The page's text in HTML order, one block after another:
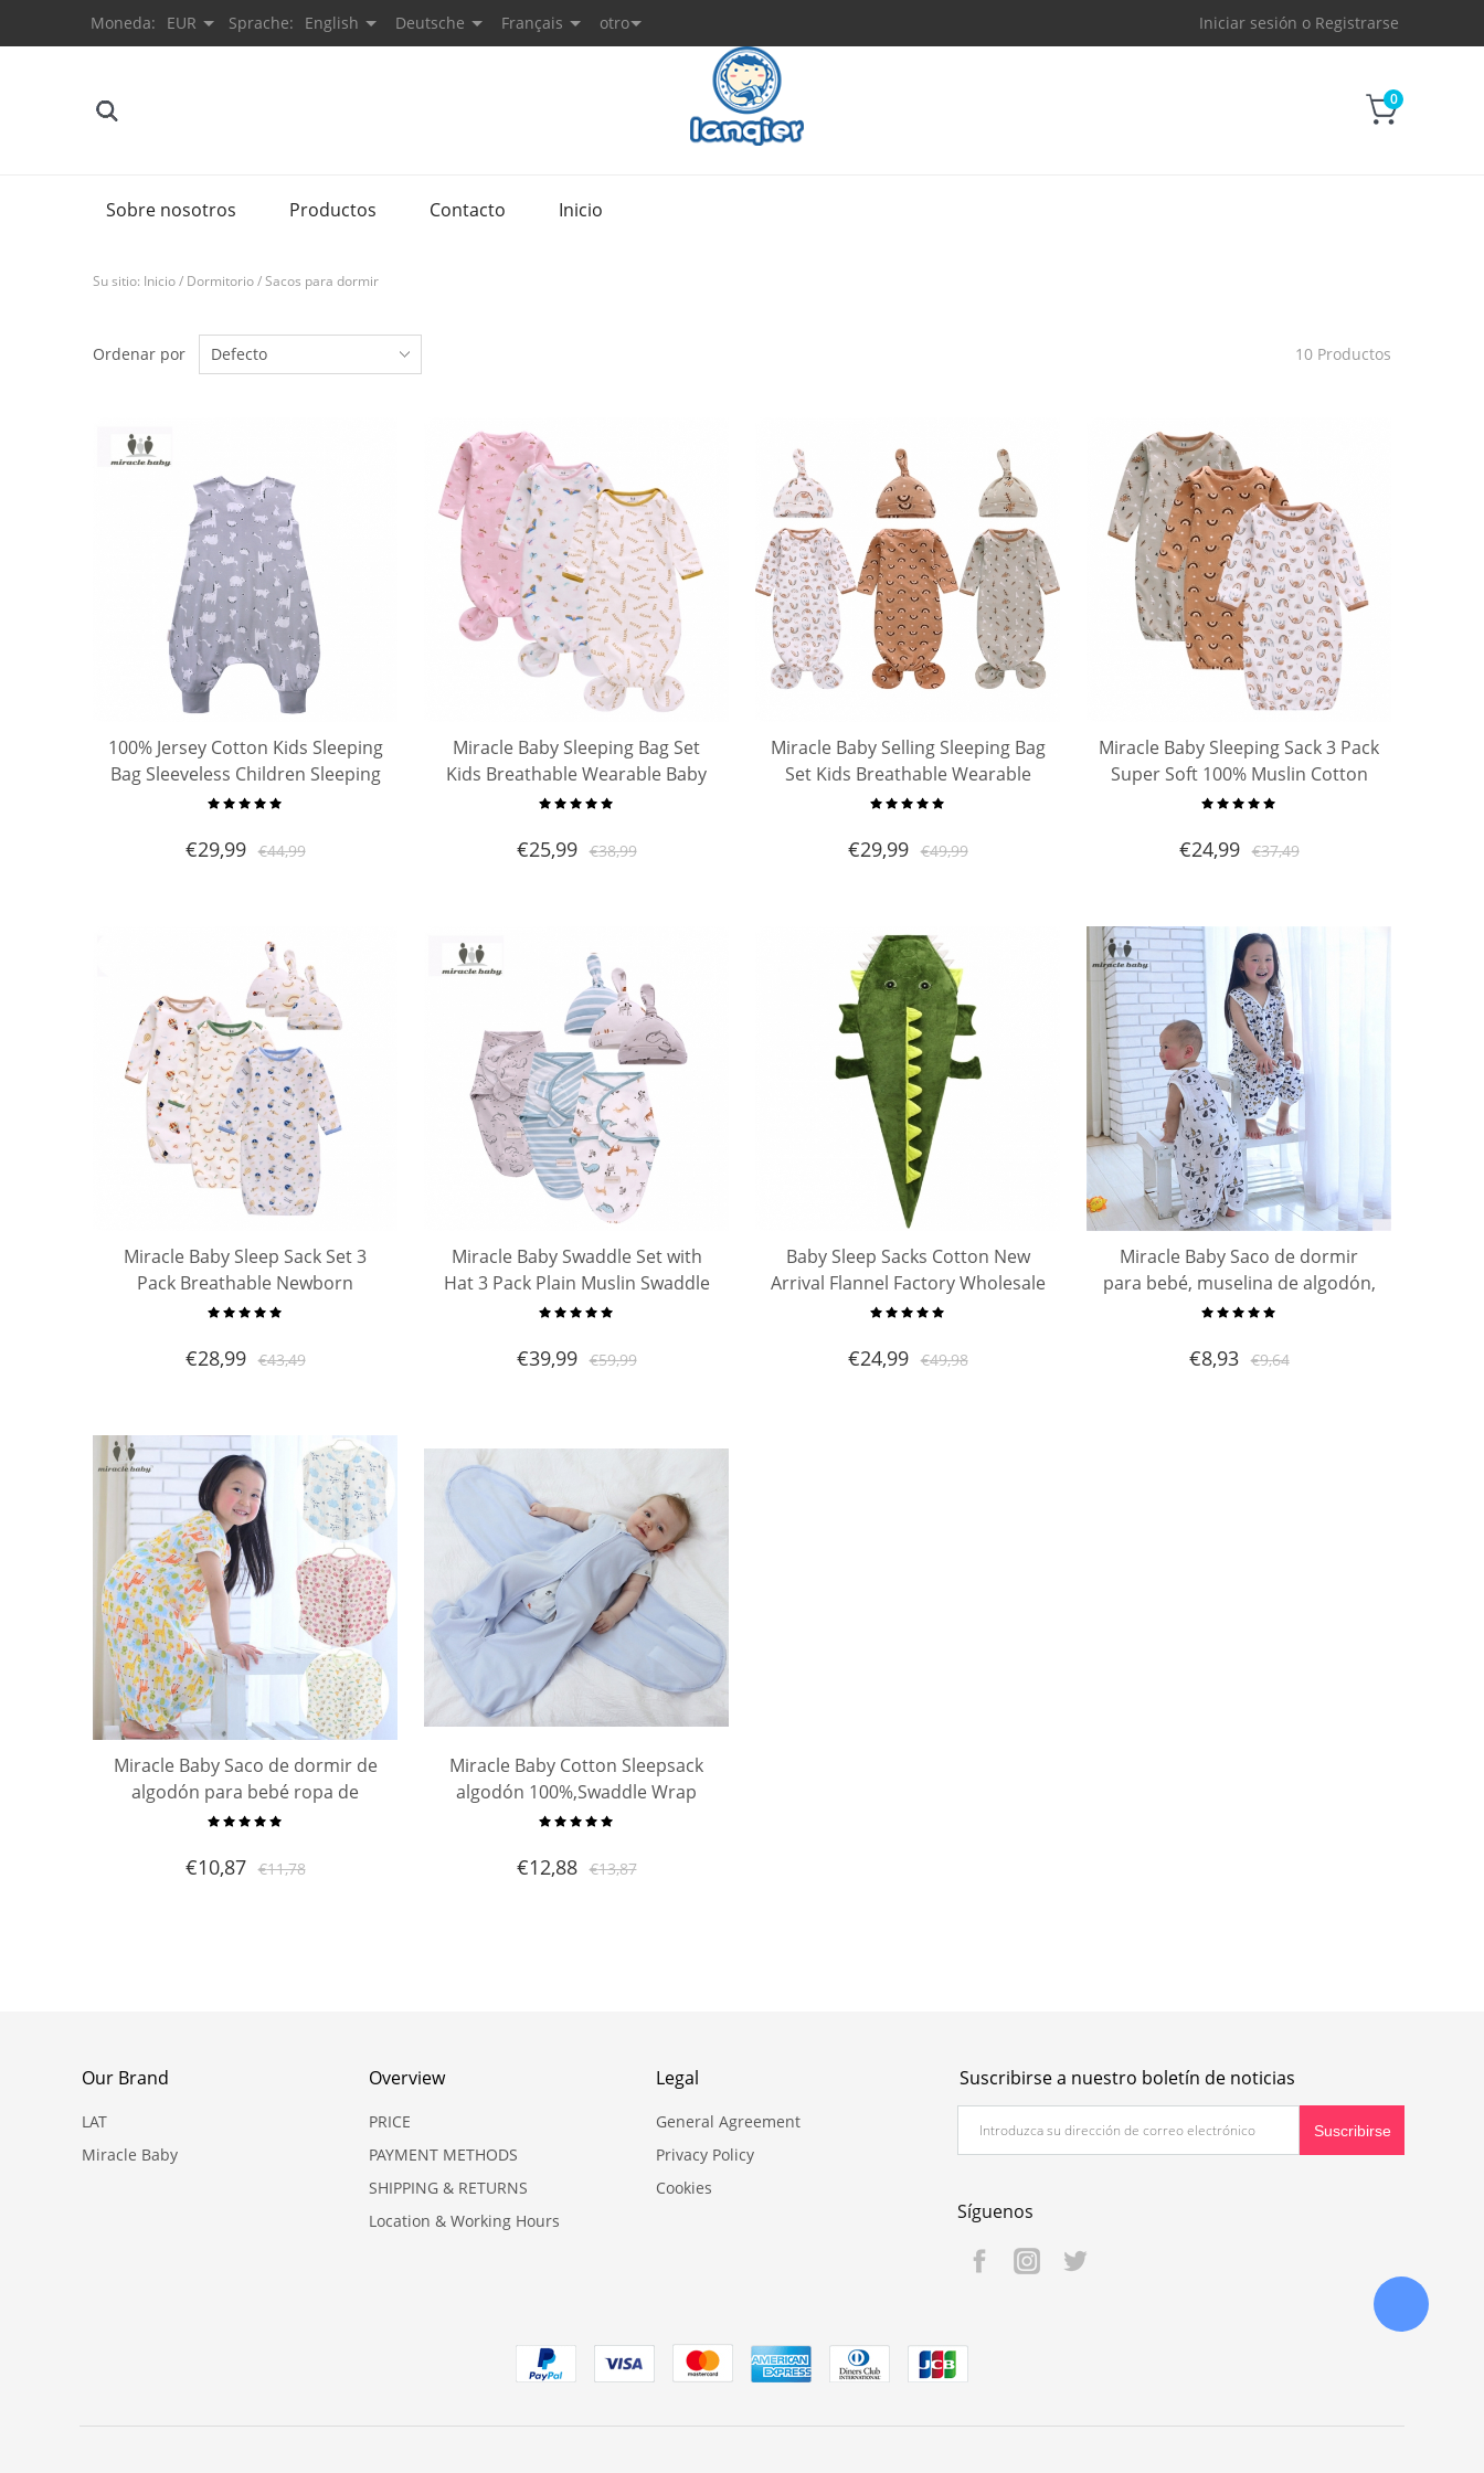
Moneda: EUR Sprache: English Deutsche Français otro Iniciar sesión o Registrarse
0
Sobre nosotros Productos Contacto Inicio
Su sitio: Inicio/ Dormitorio/Sacos para dormir
10 Productos
Ordenar por Defecto
100% Jersey Cotton Kids Sleeping
Bag Sleeveless Children Sleeping
Sack with Zipper Newborn
Bag
€29,99 €44,99
Miracle Baby Sleeping Bag Set
Kids Breathable Wearable Baby
Sleep Bag 3 Pack Fishtail
€25,99 €38,99
Miracle Baby Selling Sleeping Bag
Set Kids Breathable Wearable
Baby Sleep Bag 3 Pack Fishtail
€29,99 €49,99
Miracle Baby Sleeping Sack 3 Pack
Super Soft 100% Muslin Cotton
Newborns Sleeping Sacks Kids
€24,99 €37,49
Miracle Baby Sleep Sack Set 3
Pack Breathable Newborn
Swaddle Sleeping Bag with Hat
Set
€28,99 €43,49
Miracle Baby Swaddle Set with
Hat 3 Pack Plain Muslin Swaddle
Wrap Set
€39,99 €59,99
Baby Sleep Sacks Cotton New
Arrival Flannel Factory Wholesale
Baby Sleep Sack Shark High
€24,99 €49,98
Miracle Baby Saco de dormir
para bebé, muselina de algodón,
saco de dormir de una capa,
bebé de verano S, M, L tiene 0-3
€8,93 €9,64
Miracle Baby Saco de dormir de
algodón para bebé ropa de
dormir 2 capas saco de dormir
años
€10,87 €11,78
Miracle Baby Cotton Sleepsack
algodón 100%,Swaddle Wrap
Wearable Manta Saco de dormir
€12,88 €13,87
Our Brand
LAT
Miracle Baby
Overview
PRICE
PAYMENT METHODS
SHIPPING & RETURNS
Location & Working Hours
Legal
General Agreement
Privacy Policy
Cookies
Suscribirse a nuestro boletín de noticias
Síguenos